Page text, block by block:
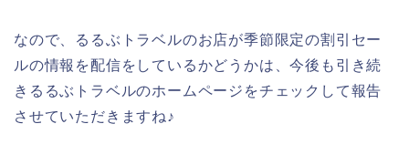
なので、るるぶトラベルのお店が季節限定の割引セー
ルの情報を配信をしているかどうかは、今後も引き続
きるるぶトラベルのホームページをチェックして報告
させていただきますね♪